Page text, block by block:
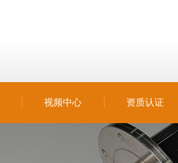
视频中心 资质认证